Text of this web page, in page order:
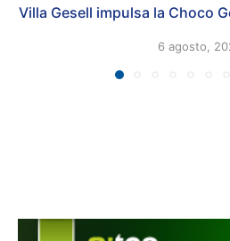
Villa Gesell impulsa la Choco
6 agosto,